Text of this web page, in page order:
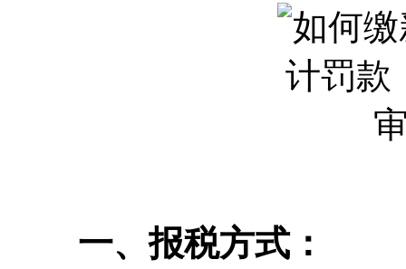
一、报税方式：